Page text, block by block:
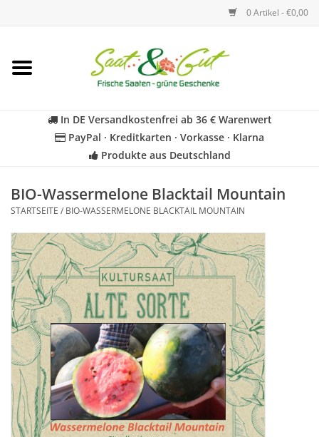
0 Artikel - €0,00
Startseite
Kräuter
Für Kinder
Geschenkideen
Katalog
In DE Versandkostenfrei ab 36 € Warenwert
PayPal · Kreditkarten · Vorkasse · Klarna
Produkte aus Deutschland
BIO-Wassermelone Blacktail Mountain
STARTSEITE / BIO-WASSERMELONE BLACKTAIL MOUNTAIN